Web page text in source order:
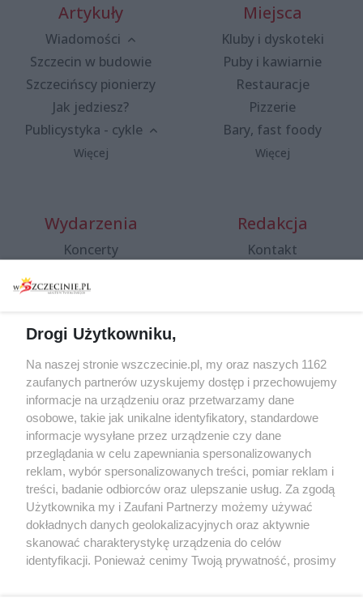
Artykuły
Wiadomości
Szczecin w budowie
Szczecińscy pionierzy
Jak jedziesz?
Publicystyka - cykle
Więcej
Miejsca
Kluby i dyskoteki
Puby i kawiarnie
Restauracje
Pizzerie
Bary, fast foody
Więcej
Wydarzenia
Koncerty
Spacery i oprowadzania
targi
Wernisaże
Więcej
Redakcja
Kontakt
Specjalny koncert z okazji
20. urodzin portalu
wSzczecinie.pl
Regulamin konkursów
śniadaniówka "Hej
Szczecin! Jest piątek!"
Partnerzy
Praca Szczecin
Drogi Użytkowniku,
Na naszej stronie wszczecinie.pl, my oraz naszych 1162
zaufanych partnerów uzyskujemy dostęp i przechowujemy
informacje na urządzeniu oraz przetwarzamy dane
osobowe, takie jak unikalne identyfikatory, standardowe
informacje wysyłane przez urządzenie czy dane
przeglądania w celu zapewniania spersonalizowanych
reklam, wybór spersonalizowanych treści, pomiar reklam i
treści, badanie odbiorców oraz ulepszanie usług. Za zgodą
Użytkownika my i Zaufani Partnerzy możemy używać
dokładnych danych geolokalizacyjnych oraz aktywnie
skanować charakterystykę urządzenia do celów
identyfikacji. Ponieważ cenimy Twoją prywatność, prosimy